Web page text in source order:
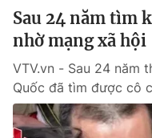
Góc doanh nghiệp
Truyền hình
Phim VTV
Hậu trường
Nhân vật
Giải trí
Âm nhạc
Đời sống
Sau 24 năm tìm
nhờ mạng xã hội
VTV.vn - Sau 24 năm
Quốc đã tìm được cô